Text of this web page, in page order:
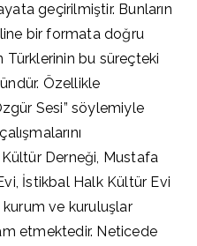
geçirilmiştir. Bunların
bir formata doğru
bu süreçteki
Özellikle
Sesi” söylemiyle
Derneği, Mustafa
İstikbal Halk Kültür Evi
kurum ve kuruluşlar
etmektedir. Neticede